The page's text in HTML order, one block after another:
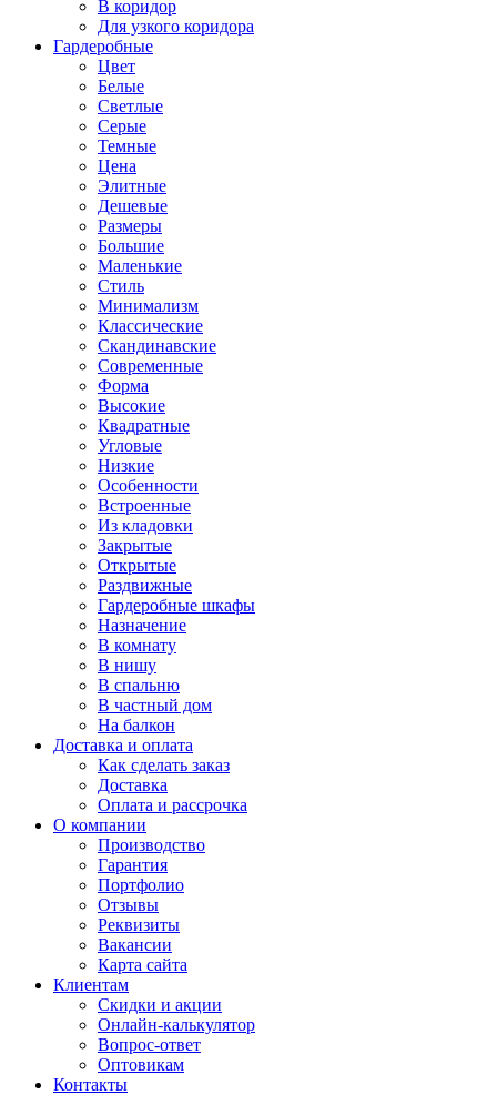
В коридор
Для узкого коридора
Гардеробные
Цвет
Белые
Светлые
Серые
Темные
Цена
Элитные
Дешевые
Размеры
Большие
Маленькие
Стиль
Минимализм
Классические
Скандинавские
Современные
Форма
Высокие
Квадратные
Угловые
Низкие
Особенности
Встроенные
Из кладовки
Закрытые
Открытые
Раздвижные
Гардеробные шкафы
Назначение
В комнату
В нишу
В спальню
В частный дом
На балкон
Доставка и оплата
Как сделать заказ
Доставка
Оплата и рассрочка
О компании
Производство
Гарантия
Портфолио
Отзывы
Реквизиты
Вакансии
Карта сайта
Клиентам
Скидки и акции
Онлайн-калькулятор
Вопрос-ответ
Оптовикам
Контакты